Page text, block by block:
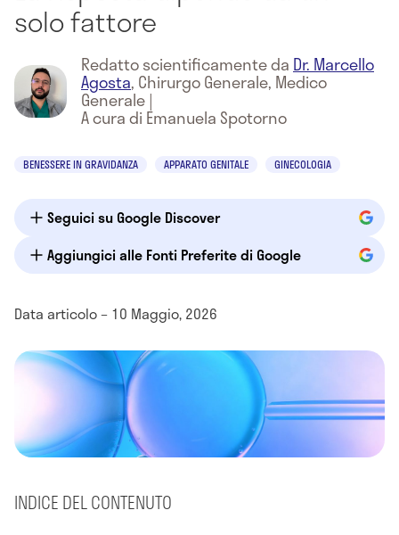
solo fattore
Redatto scientificamente da Dr. Marcello
Agosta, Chirurgo Generale, Medico
Generale|
A cura di Emanuela Spotorno
BENESSERE IN GRAVIDANZA APPARATO GENITALE GINECOLOGIA
Seguici su Google Discover
Aggiungici alle Fonti Preferite di Google
Data articolo – 10 Maggio, 2026
INDICE DEL CONTENUTO